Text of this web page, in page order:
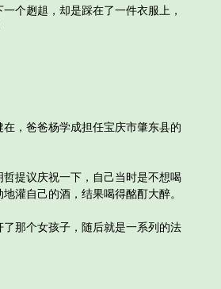
个趔趄，却是踩在了一件衣服上，
，爸爸杨学成担任宝庆市肇东县的
提议庆祝一下，自己当时是不想喝
灌自己的酒，结果喝得酩酊大醉。
那个女孩子，随后就是一系列的法